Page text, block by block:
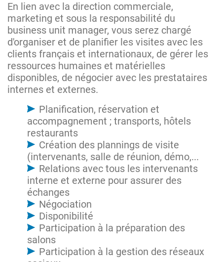
En lien avec la direction commerciale,
marketing et sous la responsabilité du
business unit manager, vous serez chargé
d'organiser et de planifier les visites avec les
clients français et internationaux, de gérer les
ressources humaines et matérielles
disponibles, de négocier avec les prestataires
internes et externes.
Planification, réservation et
accompagnement ; transports, hôtels
restaurants
Création des plannings de visite
(intervenants, salle de réunion, démo,...
Relations avec tous les intervenants
interne et externe pour assurer des
échanges
Négociation
Disponibilité
Participation à la préparation des
salons
Participation à la gestion des réseaux